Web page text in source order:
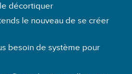
décortiquer
le nouveau de se créer
besoin de système pour